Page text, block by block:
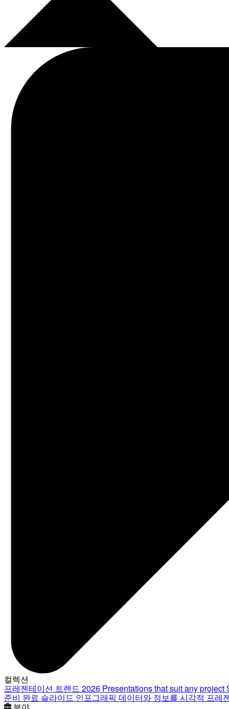
컬렉션
프레젠테이션 트렌드 2026 Presentations that suit any project
준비 완료 슬라이드 인포그래픽 데이터와 정보를 시각적 프레